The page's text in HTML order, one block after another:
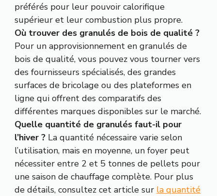
préférés pour leur pouvoir calorifique
supérieur et leur combustion plus propre.
Où trouver des granulés de bois de qualité ?
Pour un approvisionnement en granulés de
bois de qualité, vous pouvez vous tourner vers
des fournisseurs spécialisés, des grandes
surfaces de bricolage ou des plateformes en
ligne qui offrent des comparatifs des
différentes marques disponibles sur le marché.
Quelle quantité de granulés faut-il pour
l’hiver ? La quantité nécessaire varie selon
l’utilisation, mais en moyenne, un foyer peut
nécessiter entre 2 et 5 tonnes de pellets pour
une saison de chauffage complète. Pour plus
de détails, consultez cet article sur la quantité